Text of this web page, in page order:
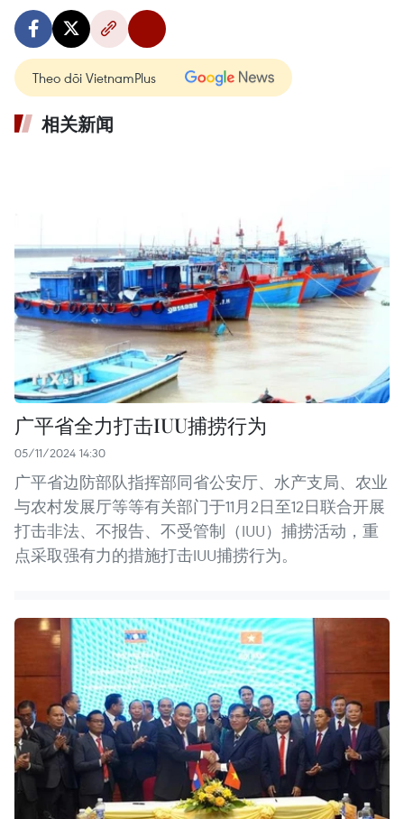
Theo dõi VietnamPlus
相关新闻
广平省全力打击IUU捕捞行为
05/11/2024 14:30
广平省边防部队指挥部同省公安厅、水产支局、农业
与农村发展厅等等有关部门于11月2日至12日联合开展
打击非法、不报告、不受管制（IUU）捕捞活动，重
点采取强有力的措施打击IUU捕捞行为。